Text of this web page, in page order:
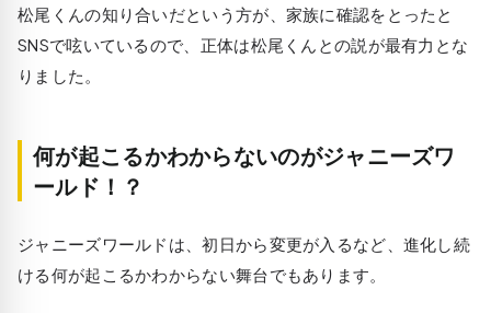
松尾くんの知り合いだという方が、家族に確認をとったと
SNSで呟いているので、正体は松尾くんとの説が最有力とな
りました。
何が起こるかわからないのがジャニーズワ
ールド！？
ジャニーズワールドは、初日から変更が入るなど、進化し続
ける何が起こるかわからない舞台でもあります。